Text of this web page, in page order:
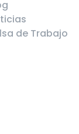
de Trabajo